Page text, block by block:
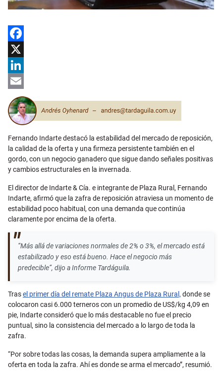
Facebook
X
LinkedIn
Email
Fernando Indarte destacó la estabilidad del mercado de reposición,
la calidad de la oferta y una firmeza persistente también en el
gordo, con un negocio ganadero que sigue dando señales positivas
y cambios estructurales en la invernada.
El director de Indarte & Cía. e integrante de Plaza Rural, Fernando
Indarte, afirmó que la zafra de reposición atraviesa un momento de
estabilidad poco habitual, con una demanda que continúa
claramente por encima de la oferta.
“Más allá de variaciones normales de 2% o 3%, el mercado está
estabilizado y eso está bueno. Hace el negocio más
predecible”, dijo a Informe Tardáguila.
Trasel primer día del remate Plaza Angus de Plaza Rural, donde se
colocaron casi 6.000 terneros con un promedio de US$/kg 4,09 en
pie, Indarte consideró que lo más destacable no fue el precio
puntual, sino la consistencia del mercado a lo largo de toda la
zafra.
“Por sobre todas las cosas, la demanda supera ampliamente a la
oferta en toda la zafra. Ahí es donde se arma el mercado”, resumió.